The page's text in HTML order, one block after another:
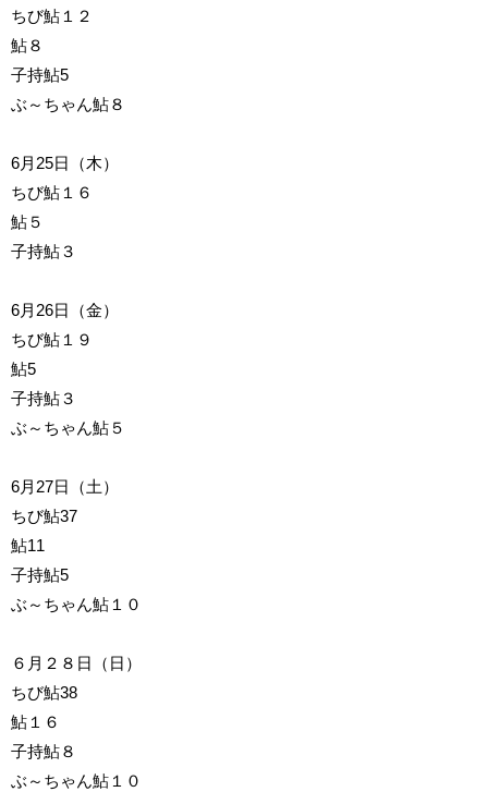
ちび鮎１２
鮎８
子持鮎5
ぶ～ちゃん鮎８
6月25日（木）
ちび鮎１６
鮎５
子持鮎３
6月26日（金）
ちび鮎１９
鮎5
子持鮎３
ぶ～ちゃん鮎５
6月27日（土）
ちび鮎37
鮎11
子持鮎5
ぶ～ちゃん鮎１０
６月２８日（日）
ちび鮎38
鮎１６
子持鮎８
ぶ～ちゃん鮎１０